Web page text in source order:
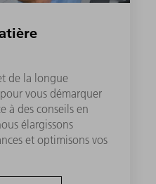
de la longue
vous démarquer
à des conseils en
élargissons
et optimisons vos